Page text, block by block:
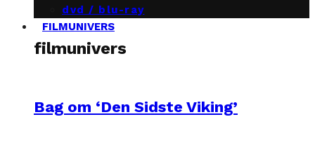
dvd / blu-ray
FILMUNIVERS
filmunivers
Bag om ‘Den Sidste Viking’